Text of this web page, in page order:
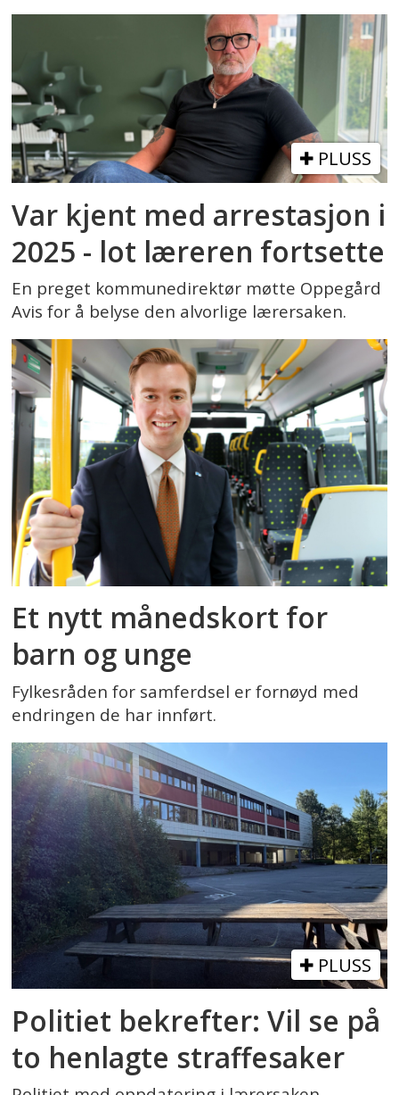
PLUSS
Var kjent med arrestasjon i
2025 - lot læreren fortsette
En preget kommunedirektør møtte Oppegård
Avis for å belyse den alvorlige lærersaken.
Et nytt månedskort for
barn og unge
Fylkesråden for samferdsel er fornøyd med
endringen de har innført.
PLUSS
Politiet bekrefter: Vil se på
to henlagte straffesaker